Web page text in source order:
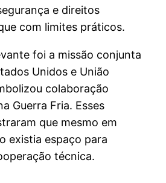
e direitos
com limites práticos.
foi a missão conjunta
Unidos e União
colaboração
Guerra Fria. Esses
que mesmo em
existia espaço para
técnica.